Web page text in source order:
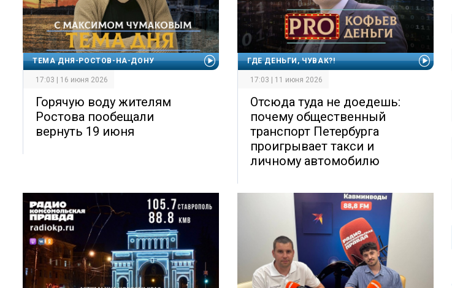
ТЕМА ДНЯ-РОСТОВ-НА-ДОНУ
17:03 | 16 июня 2026
Горячую воду жителям
Ростова пообещали
вернуть 19 июня
ГДЕ ДЕНЬГИ, ЧУВАК?!
17:03 | 11 июня 2026
Отсюда туда не доедешь:
почему общественный
транспорт Петербурга
проигрывает такси и
личному автомобилю